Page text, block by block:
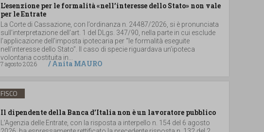
L’esenzione per le formalità «nell’interesse dello Stato» non vale
per le Entrate
La Corte di Cassazione, con l’ordinanza n. 24487/2026, si è pronunciata
sull’interpretazione dell’art. 1 del DLgs. 347/90, nella parte in cui esclude
l’applicazione dell’imposta ipotecaria per “le formalità eseguite
nell’interesse dello Stato”. Il caso di specie riguardava un’ipoteca
volontaria costituita in...
7 agosto 2026
/Anita MAURO
FISCO
Il dipendente della Banca d’Italia non è un lavoratore pubblico
L’Agenzia delle Entrate, con la risposta a interpello n. 154 del 6 agosto